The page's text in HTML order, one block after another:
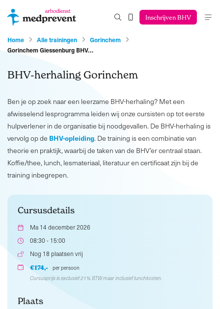
Inschrijven BHV
Home Alle trainingen
Gorinchem
Gorinchem Giessenburg BHV…
BHV-herhaling Gorinchem
Ben je op zoek naar een leerzame BHV-herhaling? Met een
afwisselend lesprogramma leiden wij onze cursisten op tot eerste
hulpverlener in de organisatie bij noodgevallen. De BHV-herhaling is
vervolg op de BHV-opleiding. De training is een combinatie van
theorie en praktijk, waarbij de taken van de BHV’er centraal staan.
Koffie/thee, lunch, lesmateriaal, literatuur en certificaat zijn bij de
training inbegrepen.
Cursusdetails
Ma 14 december 2026
08:30 - 15:00
Nog 18 plaatsen vrij
€174,-
per persoon
Cursusprijs is exclusief 21% BTW maar inclusief lunchkosten.
Plaats